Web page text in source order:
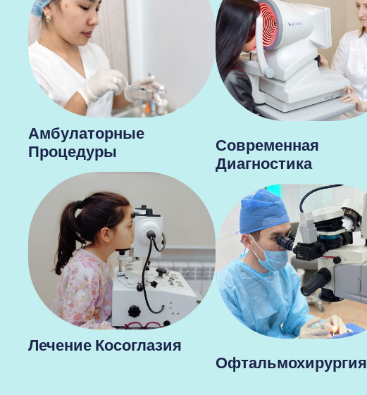
Амбулаторные
Процедуры
Лечение Косоглазия
Современная
Диагностика
Офтальмохирургия